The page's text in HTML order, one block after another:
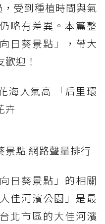
受到種植時間與氣
略有差異。本篇整
日葵景點」，帶大
迎！
海人氣高 「后里環
卉
點 網路聲量排行
日葵景點」的相關
佳河濱公園」是最
北市區的大佳河濱